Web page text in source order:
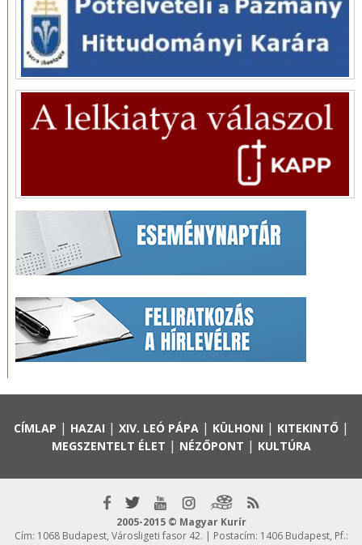
CÍMLAP | HAZAI | XIV. LEÓ PÁPA| KÜLHONI | KITEKINTŐ|
MEGSZENTELT ÉLET | NÉZŐPONT | KULTÚRA
2005-2015 © Magyar Kurír
Cím: 1068 Budapest, Városligeti fasor 42. | Postacím: 1406 Budapest, Pf.: